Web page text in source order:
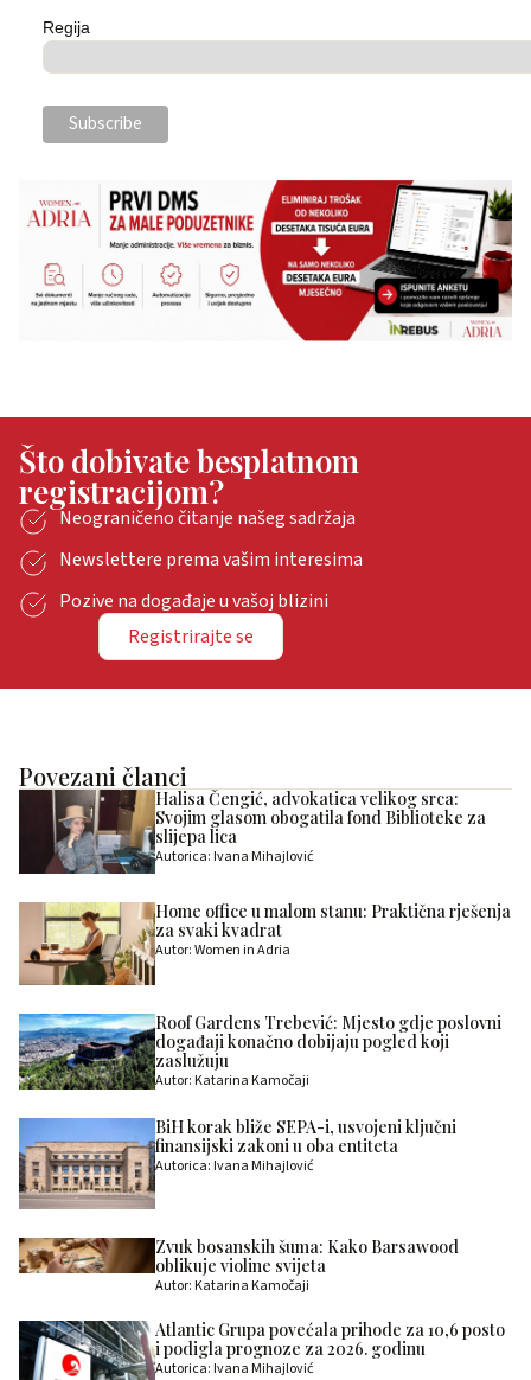
Regija
Što dobivate besplatnom
registracijom?
Neograničeno čitanje našeg sadržaja
Newslettere prema vašim interesima
Pozive na događaje u vašoj blizini
Registrirajte se
Povezani članci
Halisa Čengić, advokatica velikog srca:
Svojim glasom obogatila fond Biblioteke za
slijepa lica
Autorica: Ivana Mihajlović
Home office u malom stanu: Praktična rješenja
za svaki kvadrat
Autor: Women in Adria
Roof Gardens Trebević: Mjesto gdje poslovni
događaji konačno dobijaju pogled koji
zaslužuju
Autor: Katarina Kamočaji
BiH korak bliže SEPA-i, usvojeni ključni
finansijski zakoni u oba entiteta
Autorica: Ivana Mihajlović
Zvuk bosanskih šuma: Kako Barsawood
oblikuje violine svijeta
Autor: Katarina Kamočaji
Atlantic Grupa povećala prihode za 10,6 posto
i podigla prognoze za 2026. godinu
Autorica: Ivana Mihajlović